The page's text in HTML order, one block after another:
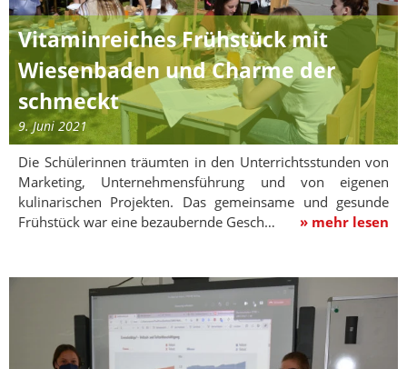
Vitaminreiches Frühstück mit
Wiesenbaden und Charme der
schmeckt
9. Juni 2021
Die Schülerinnen träumten in den Unterrichtsstunden von
Marketing, Unternehmensführung und von eigenen
kulinarischen Projekten. Das gemeinsame und gesunde
Frühstück war eine bezaubernde Gesch…
» mehr lesen